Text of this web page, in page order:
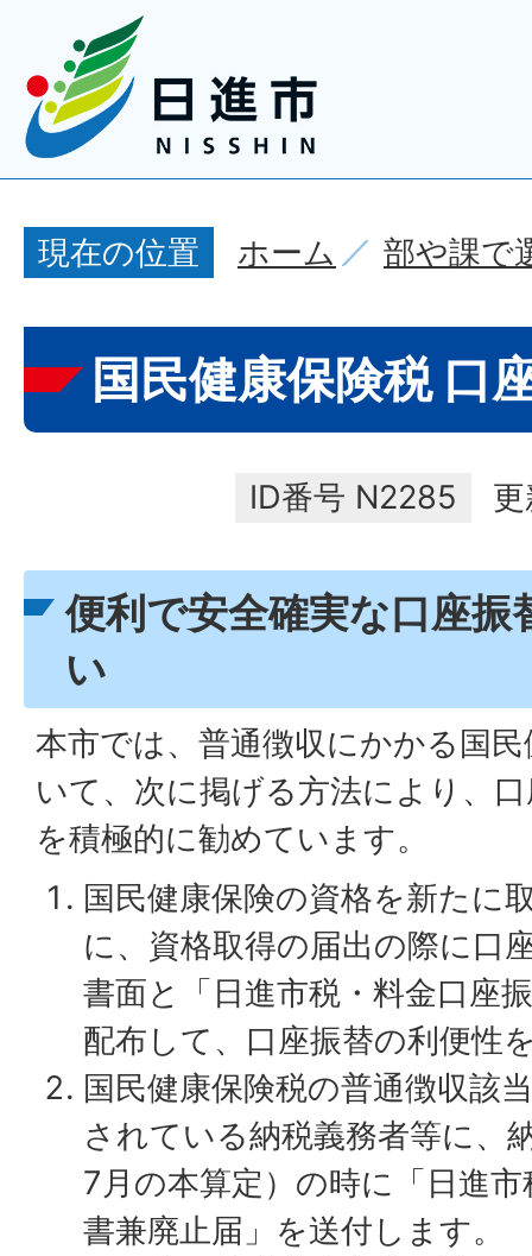
現在の位置 ホーム 部や課で
国民健康保険税 口
ID番号 N2285
便利で安全確実な口座振
い
本市では、普通徴収にかかる国
いて、次に掲げる方法により、
を積極的に勧めています。
国民健康保険の資格を新たに
に、資格取得の届出の際に口
書面と「日進市税・料金口座
配布して、口座振替の利便性
国民健康保険税の普通徴収該
されている納税義務者等に、
7月の本算定）の時に「日進
書兼廃止届」を送付します。